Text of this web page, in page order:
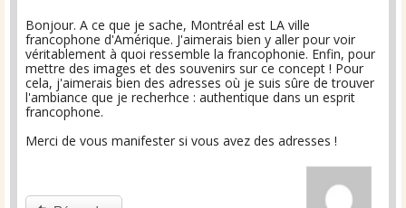
Bonjour. A ce que je sache, Montréal est LA ville
francophone d'Amérique. J'aimerais bien y aller pour voir
véritablement à quoi ressemble la francophonie. Enfin, pour
mettre des images et des souvenirs sur ce concept ! Pour
cela, j'aimerais bien des adresses où je suis sûre de trouver
l'ambiance que je recherhce : authentique dans un esprit
francophone.
Merci de vous manifester si vous avez des adresses !